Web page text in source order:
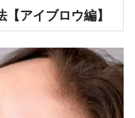
アイブロウ編】